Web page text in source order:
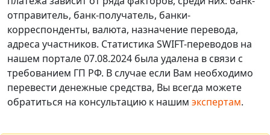
отправитель, банк-получатель, банки-
корреспонденты, валюта, назначение перевода,
адреса участников. Статистика SWIFT-переводов на
нашем портале 07.08.2024 была удалена в связи с
требованием ГП РФ. В случае если Вам необходимо
перевести денежные средства, Вы всегда можете
обратиться на консультацию к нашим экспертам.